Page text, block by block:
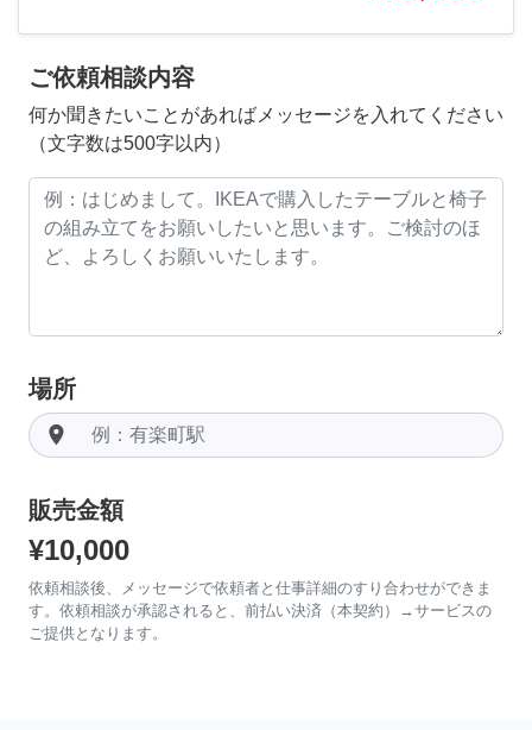
ご依頼相談内容
何か聞きたいことがあればメッセージを入れてください
（文字数は500字以内）
場所
room
販売金額
¥10,000
依頼相談後、メッセージで依頼者と仕事詳細のすり合わせができま
す。依頼相談が承認されると、前払い決済（本契約）→サービスの
ご提供となります。